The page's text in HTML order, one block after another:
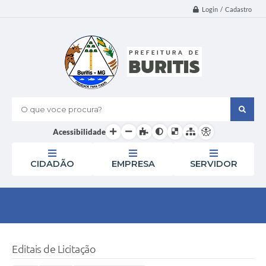
Login / Cadastro
O que voce procura?
Acessibilidade
CIDADÃO EMPRESA SERVIDOR
Editais de Licitação